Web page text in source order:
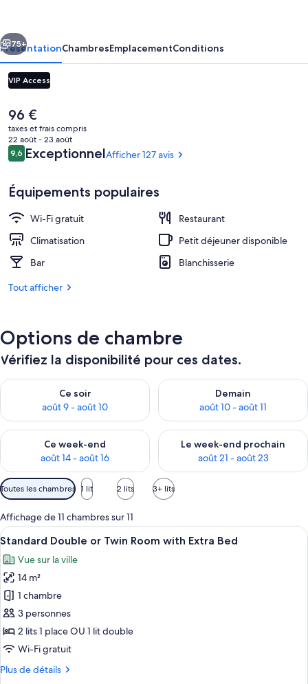
Hostel
Extérieur
Suivant
75+
PrésentationChambresEmplacementConditions
VIP Access
Le
prix
actuel
est
de
96 €
taxes et frais compris
22 août - 23 août
Avis
voyageurs
9,69,6 sur 10
ExceptionnelAfficher 127 avis
Équipements populaires
Wi-Fi gratuit
Restaurant
Climatisation
Petit déjeuner disponible
Bar
Blanchisserie
Tout afficher
Options de chambre
Vérifiez la disponibilité pour ces dates.
Ce soir
août 9 - août 10
Vérifier la disponibilité pour ce soir août 9 - août 10
Demain
août 10 - août 11
Vérifier la disponibilité pour
Ce week-end
août 14 - août 16
Vérifier la disponibilité pour ce week-end août 14 - août 16
Le week-end prochain
août 21 - août 23
Vérifier la disponibilité pour
Filtres
disponibles
pour
les
chambres
Toutes les chambres 1 lit 2 lits 3+ lits
Affichage de 11 chambres sur 11
Afficher
toutes
les
photos
pour
ce
type
de
chambre :
Standard
Une pièce aux hauts plafonds, dont
4
Standard Double or Twin Room with Extra Bed
Vue sur la ville
14 m²
1 chambre
3 personnes
2 lits 1 place OU 1 lit double
Wi-Fi gratuit
Plus de détails
Plus